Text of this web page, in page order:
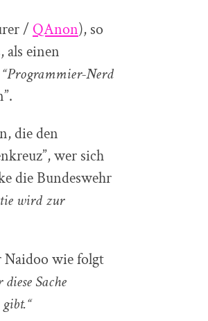
/ QAnon), so
als einen
“Programmier-Nerd
die den
wer sich
die Bundeswehr
wird zur
Naidoo wie folgt
Sache